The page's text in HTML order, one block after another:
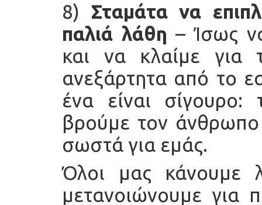
8) Σταμάτα να
παλιά λάθη – Ίσως
και να κλαίμε για
ανεξάρτητα από το
ένα είναι
βρούμε τον άνθρωπο
σωστά για εμάς.
Όλοι μας κάνουμε
μετανοιώνουμε για